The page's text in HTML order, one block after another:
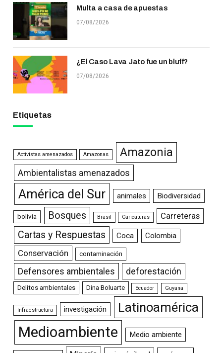
Multa a casa de apuestas
07/08/2026
¿El Caso Lava Jato fue un bluff?
07/08/2026
Etiquetas
Activistas amenazados Amazonas Amazonia
Ambientalistas amenazados
América del Sur animales Biodiversidad
bolivia Bosques Brasil Caricaturas Carreteras
Cartas y Respuestas Coca Colombia
Conservación contaminación
Defensores ambientales deforestación
Delitos ambientales Dina Boluarte Ecuador Guyana
Infraestructura investigación Latinoamérica
Medioambiente Medio ambiente